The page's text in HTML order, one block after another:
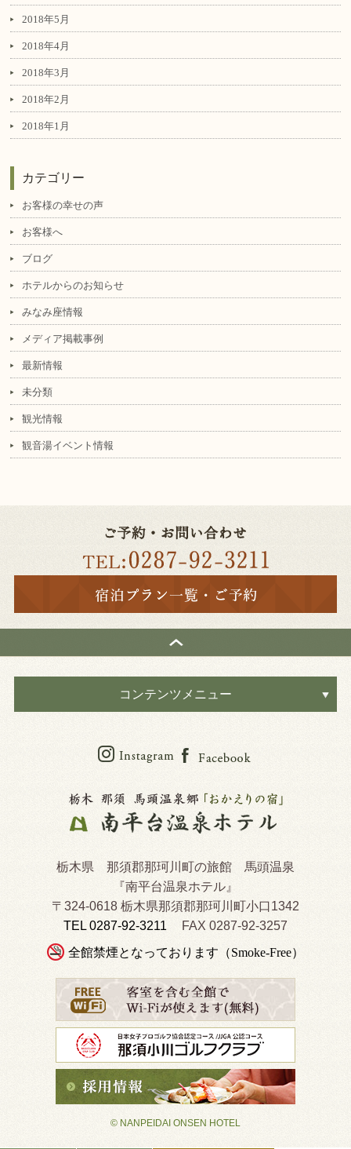
2018年5月
2018年4月
2018年3月
2018年2月
2018年1月
カテゴリー
お客様の幸せの声
お客様へ
ブログ
ホテルからのお知らせ
みなみ座情報
メディア掲載事例
最新情報
未分類
観光情報
観音湯イベント情報
コンテンツメニュー
栃木県 那須郡那珂川町の旅館 馬頭温泉
『南平台温泉ホテル』
〒324-0618 栃木県那須郡那珂川町小口1342
TEL 0287-92-3211
FAX 0287-92-3257
全館禁煙となっております（Smoke-Free）
© NANPEIDAI ONSEN HOTEL